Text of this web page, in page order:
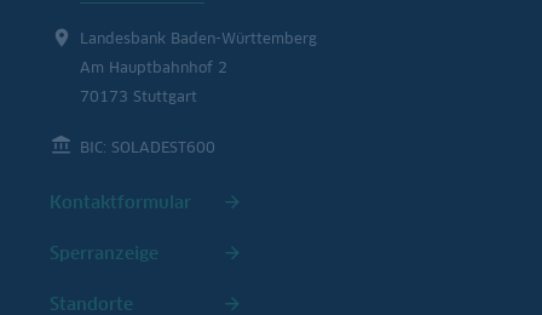
Landesbank Baden-Württemberg
Am Hauptbahnhof 2
70173 Stuttgart
BIC: SOLADEST600
Kontaktformular
Sperranzeige
Standorte